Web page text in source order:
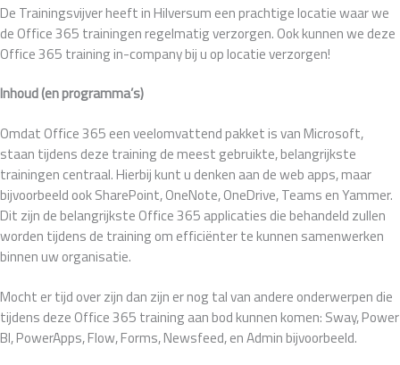
De Trainingsvijver heeft in Hilversum een prachtige locatie waar we
de Office 365 trainingen regelmatig verzorgen. Ook kunnen we deze
Office 365 training in-company bij u op locatie verzorgen!
Inhoud (en programma’s)
Omdat Office 365 een veelomvattend pakket is van Microsoft,
staan tijdens deze training de meest gebruikte, belangrijkste
trainingen centraal. Hierbij kunt u denken aan de web apps, maar
bijvoorbeeld ook SharePoint, OneNote, OneDrive, Teams en Yammer.
Dit zijn de belangrijkste Office 365 applicaties die behandeld zullen
worden tijdens de training om efficiënter te kunnen samenwerken
binnen uw organisatie.
Mocht er tijd over zijn dan zijn er nog tal van andere onderwerpen die
tijdens deze Office 365 training aan bod kunnen komen: Sway, Power
BI, PowerApps, Flow, Forms, Newsfeed, en Admin bijvoorbeeld.